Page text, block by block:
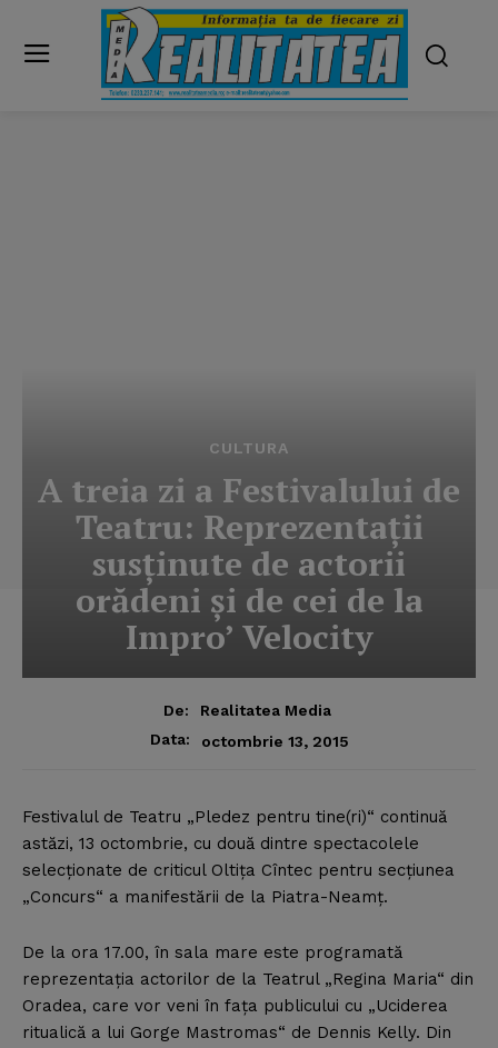
CULTURA
A treia zi a Festivalului de
Teatru: Reprezentaţii
susţinute de actorii
orădeni şi de cei de la
Impro’ Velocity
De:
Realitatea Media
Data:
octombrie 13, 2015
Festivalul de Teatru „Pledez pentru tine(ri)“ continuă
astăzi, 13 octombrie, cu două dintre spectacolele
selecţionate de criticul Oltiţa Cîntec pentru secţiunea
„Concurs“ a manifestării de la Piatra-Neamţ.
De la ora 17.00, în sala mare este programată
reprezentaţia actorilor de la Teatrul „Regina Maria“ din
Oradea, care vor veni în faţa publicului cu „Uciderea
ritualică a lui Gorge Mastromas“ de Dennis Kelly. Din